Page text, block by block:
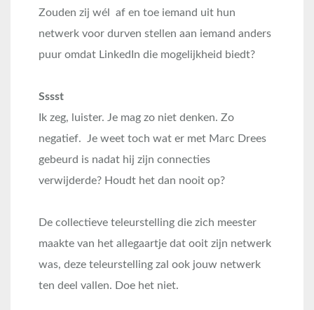
Zouden zij wél af en toe iemand uit hun
netwerk voor durven stellen aan iemand anders
puur omdat LinkedIn die mogelijkheid biedt?
Sssst
Ik zeg, luister. Je mag zo niet denken. Zo
negatief. Je weet toch wat er met Marc Drees
gebeurd is nadat hij zijn connecties
verwijderde? Houdt het dan nooit op?
De collectieve teleurstelling die zich meester
maakte van het allegaartje dat ooit zijn netwerk
was, deze teleurstelling zal ook jouw netwerk
ten deel vallen. Doe het niet.